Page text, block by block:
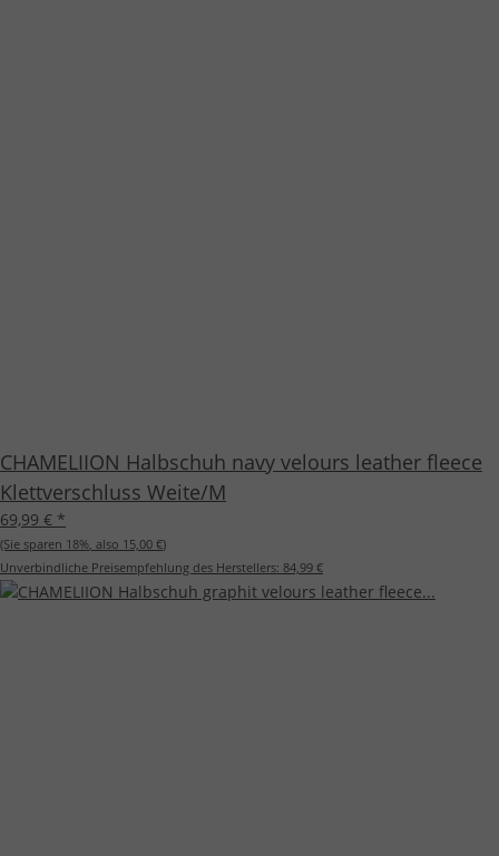
CHAMELIION Halbschuh navy velours leather fleece
Klettverschluss Weite/M
69,99 € *
(Sie sparen 18%, also 15,00 €)
Unverbindliche Preisempfehlung des Herstellers: 84,99 €